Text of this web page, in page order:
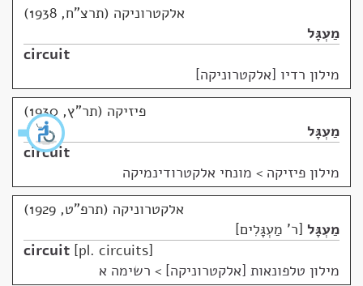
אלקטרוניקה (תרצ"ח, 1938)
מַעְגָּל
circuit
מילון רדיו [אלקטרוניקה]
פיזיקה (תר"ץ, 1930)
מַעְגָּל
circuit
מילון פיזיקה > מונחי אלקטרודינמיקה
אלקטרוניקה (תרפ"ט, 1929)
מַעְגָּל ר' מַעְגָּלִים
circuit pl. circuits
מילון טלפונאות [אלקטרוניקה] > רשימה א